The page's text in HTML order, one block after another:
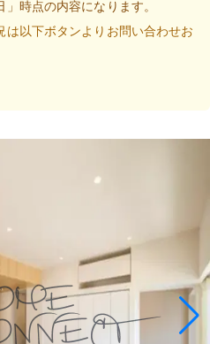
時点の内容になります。
は以下ボタンよりお問い合わせお